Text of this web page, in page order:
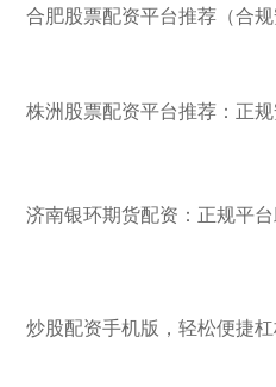
合肥股票配资平台推荐（合规
株洲股票配资平台推荐：正
济南银环期货配资：正规平
炒股配资手机版，轻松便捷